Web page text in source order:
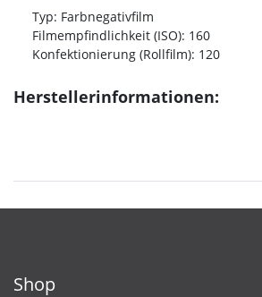
Typ: Farbnegativfilm
Filmempfindlichkeit (ISO): 160
Konfektionierung (Rollfilm): 120
Herstellerinformationen:
Shop